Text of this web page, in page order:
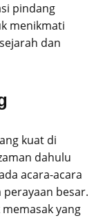
pindang
menikmati
dan
kuat di
dahulu
acara-acara
besar.
yang